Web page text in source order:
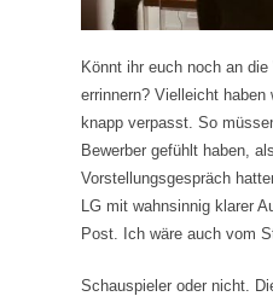
Könnt ihr euch noch an
errinnern? Vielleicht haben
knapp verpasst. So
Bewerber gefühlt haben,
Vorstellungsgespräch
LG mit wahnsinnig klarer
Post. Ich wäre auch vom
Schauspieler oder nicht.